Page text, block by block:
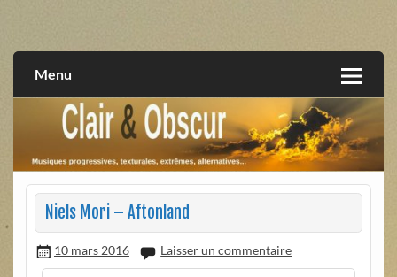
extrêmes, alternatives, texturales
Menu
Niels Mori – Aftonland
10 mars 2016 Laisser un commentaire